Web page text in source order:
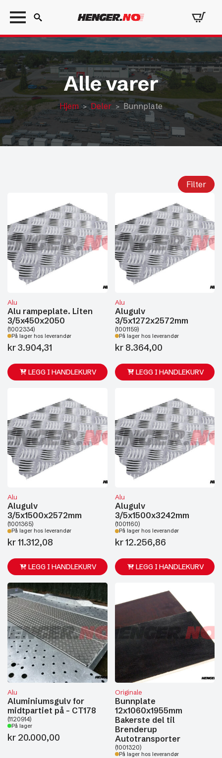
Search
for:
Alle varer
Hjem Deler Bunnplate
Filter
Alu
Alu rampeplate. Liten
3/5x450x2050
(1002334)
På lager hos leverandør
kr3.904,31
LEGG I HANDLEKURV
Alu
Alugulv
3/5x1272x2572mm
(1001159)
På lager hos leverandør
kr8.364,00
LEGG I HANDLEKURV
Alu
Alugulv
3/5x1500x2572mm
(1001365)
På lager hos leverandør
kr11.312,08
LEGG I HANDLEKURV
Alu
Alugulv
3/5x1500x3242mm
(1001160)
På lager hos leverandør
kr12.256,86
LEGG I HANDLEKURV
Alu
Aluminiumsgulv for
midtpartiet på - CT178
(1120914)
På lager
kr 20.000,00
Originale
Bunnplate
12x1060x1955mm
Bakerste del til
Brenderup
Autotransporter
(1001320)
På lager hos leverandør